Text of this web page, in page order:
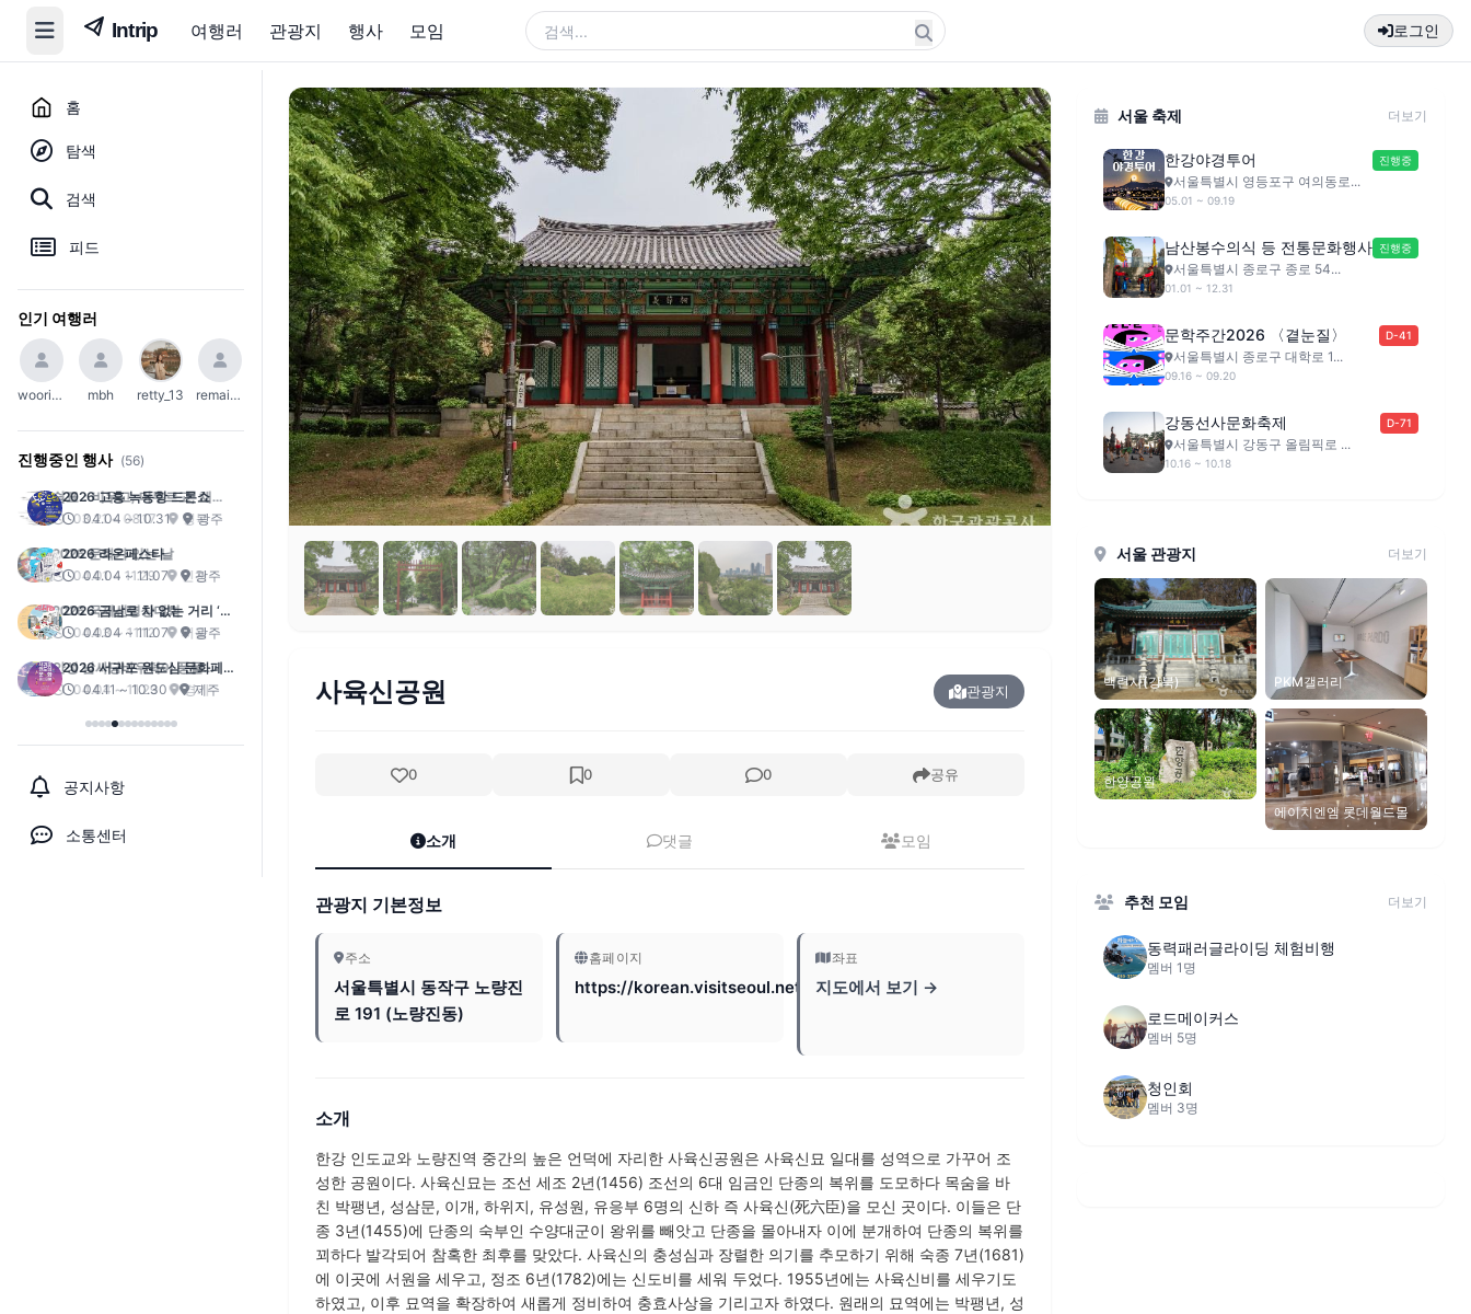
여행러 관광지 행사 모임 로그인
홈
탐색
검색
피드
인기 여행러
woori_654 mbh retty_13 remain_45
진행중인 행사 (56)
2026 고흥 녹동항 드론쇼
04.04 ~ 10.31
광주
2026 라온페스타
04.04 ~ 11.07
광주
2026 금남로 차 없는 거리 ‘걷
자잉’04.04 ~ 11.07 광주
2026 서귀포 원도심 문화페스
티벌04.11 ~ 10.30 제주
공지사항
소통센터
사육신공원 관광지
0 0 0 공유
소개 댓글 모임
관광지 기본정보
주소
서울특별시 동작구 노량진
로 191 (노량진동)
홈페이지
https://korean.visitseoul.net
좌표
지도에서 보기 →
소개
한강 인도교와 노량진역 중간의 높은 언덕에 자리한 사육신공원은 사육신묘 일대를 성역으로 가꾸어 조
성한 공원이다. 사육신묘는 조선 세조 2년(1456) 조선의 6대 임금인 단종의 복위를 도모하다 목숨을 바
친 박팽년, 성삼문, 이개, 하위지, 유성원, 유응부 6명의 신하 즉 사육신(死六臣)을 모신 곳이다. 이들은 단
종 3년(1455)에 단종의 숙부인 수양대군이 왕위를 빼앗고 단종을 몰아내자 이에 분개하여 단종의 복위를
꾀하다 발각되어 참혹한 최후를 맞았다. 사육신의 충성심과 장렬한 의기를 추모하기 위해 숙종 7년(1681)
에 이곳에 서원을 세우고, 정조 6년(1782)에는 신도비를 세워 두었다. 1955년에는 사육신비를 세우기도
하였고, 이후 묘역을 확장하여 새롭게 정비하여 충효사상을 기리고자 하였다. 원래의 묘역에는 박팽년, 성
서울 축제 더보기
한강야경투어 진행중
서울특별시 영등포구 여의동로...
05.01 ~ 09.19
남산봉수의식 등 전통문화행사 진행중
서울특별시 종로구 종로 54...
01.01 ~ 12.31
문학주간2026 〈곁눈질〉 D-41
서울특별시 종로구 대학로 1...
09.16 ~ 09.20
강동선사문화축제 D-71
서울특별시 강동구 올림픽로 ...
10.16 ~ 10.18
서울 관광지 더보기
백련사(강북) PKM갤러리
한양공원
에이치엔엠 롯데월드몰
추천 모임 더보기
동력패러글라이딩 체험비행
멤버 1명
로드메이커스
멤버 5명
청인회
멤버 3명